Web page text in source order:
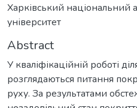
Харківський національний
університет
Abstract
У кваліфікаційній роботі
розглядаються питання
руху. За результатами